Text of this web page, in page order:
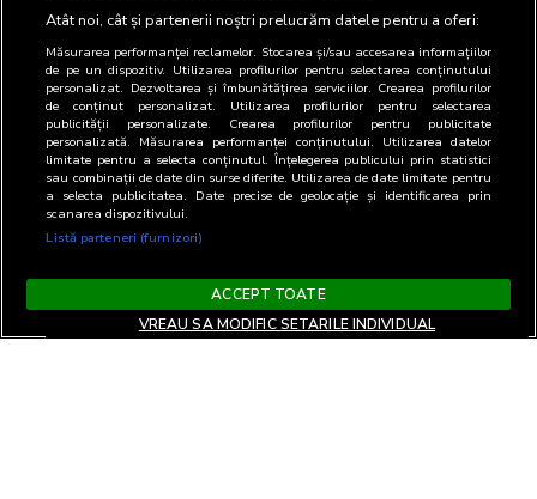
Atât noi, cât și partenerii noștri prelucrăm datele pentru a oferi:
Măsurarea performanței reclamelor. Stocarea și/sau accesarea informațiilor
de pe un dispozitiv. Utilizarea profilurilor pentru selectarea conținutului
personalizat. Dezvoltarea și îmbunătățirea serviciilor. Crearea profilurilor
de conținut personalizat. Utilizarea profilurilor pentru selectarea
publicității personalizate. Crearea profilurilor pentru publicitate
personalizată. Măsurarea performanței conținutului. Utilizarea datelor
limitate pentru a selecta conținutul. Înțelegerea publicului prin statistici
sau combinații de date din surse diferite. Utilizarea de date limitate pentru
a selecta publicitatea. Date precise de geolocație și identificarea prin
scanarea dispozitivului.
Listă parteneri (furnizori)
ACCEPT TOATE
VREAU SA MODIFIC SETARILE INDIVIDUAL